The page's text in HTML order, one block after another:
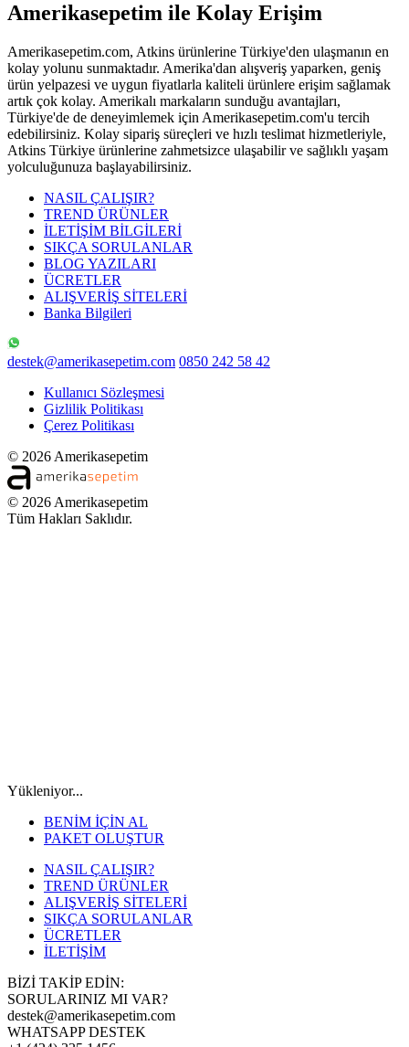
Amerikasepetim ile Kolay Erişim
Amerikasepetim.com, Atkins ürünlerine Türkiye'den ulaşmanın en
kolay yolunu sunmaktadır. Amerika'dan alışveriş yaparken, geniş
ürün yelpazesi ve uygun fiyatlarla kaliteli ürünlere erişim sağlamak
artık çok kolay. Amerikalı markaların sunduğu avantajları,
Türkiye'de de deneyimlemek için Amerikasepetim.com'u tercih
edebilirsiniz. Kolay sipariş süreçleri ve hızlı teslimat hizmetleriyle,
Atkins Türkiye ürünlerine zahmetsizce ulaşabilir ve sağlıklı yaşam
yolculuğunuza başlayabilirsiniz.
NASIL ÇALIŞIR?
TREND ÜRÜNLER
İLETİŞİM BİLGİLERİ
SIKÇA SORULANLAR
BLOG YAZILARI
ÜCRETLER
ALIŞVERİŞ SİTELERİ
Banka Bilgileri
destek@amerikasepetim.com 0850 242 58 42
Kullanıcı Sözleşmesi
Gizlilik Politikası
Çerez Politikası
© 2026 Amerikasepetim
© 2026 Amerikasepetim
Tüm Hakları Saklıdır.
Yükleniyor...
BENİM İÇİN AL
PAKET OLUŞTUR
NASIL ÇALIŞIR?
TREND ÜRÜNLER
ALIŞVERİŞ SİTELERİ
SIKÇA SORULANLAR
ÜCRETLER
İLETİŞİM
BİZİ TAKİP EDİN:
SORULARINIZ MI VAR?
destek@amerikasepetim.com
WHATSAPP DESTEK